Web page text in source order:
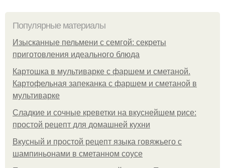
Популярные материалы
Изысканные пельмени с семгой: секреты
приготовления идеального блюда
Картошка в мультиварке с фаршем и сметаной.
Картофельная запеканка с фаршем и сметаной в
мультиварке
Сладкие и сочные креветки на вкуснейшем рисе:
простой рецепт для домашней кухни
Вкусный и простой рецепт языка говяжьего с
шампиньонами в сметанном соусе